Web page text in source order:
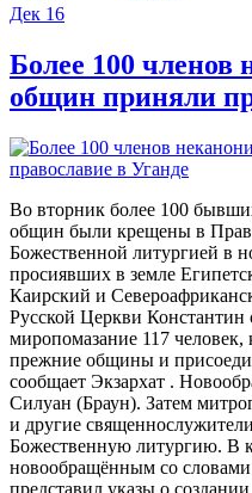
Дек 16
Более 100 членов
общин приняли
Во вторник более 100
общин были крещены в
Божественной литургией в
просиявших в земле
Каирский и
Русской Церкви
миропомазание 117 человек,
прежние общины и
сообщает Экзархат .
Силуан (Браун). Затем
и другие
Божественную литургию. В
новообращённым со
представил указы о